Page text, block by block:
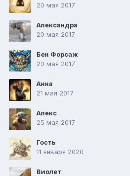
20 мая 2017
Александра
20 мая 2017
Бен Форсаж
20 мая 2017
Анна
21 мая 2017
Алекс
25 мая 2017
Гость
11 января 2020
Виолет